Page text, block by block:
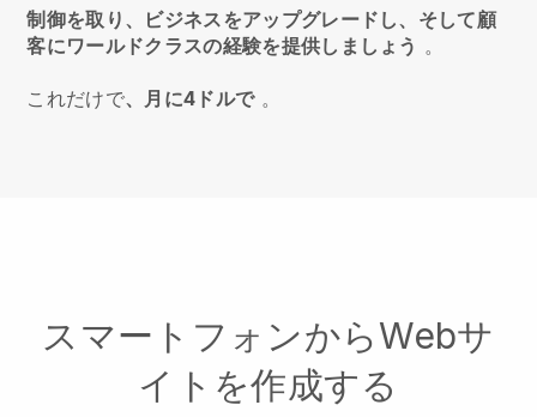
制御を取り、ビジネスをアップグレードし、そして顧
客にワールドクラスの経験を提供しましょう 。
これだけで、月に4ドルで。
スマートフォンからWebサ
イトを作成する